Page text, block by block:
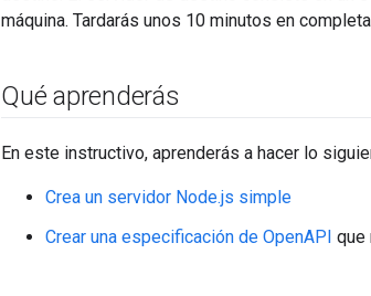
máquina. Tardarás unos 10 minutos en
Qué aprenderás
En este instructivo, aprenderás a hacer lo
Crea un servidor Node.js simple
Crear una especificación de OpenAPI que